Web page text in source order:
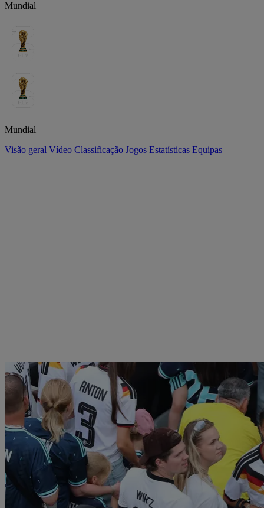
Mundial
Mundial
Visão geral Vídeo Classificação Jogos Estatísticas Equipas